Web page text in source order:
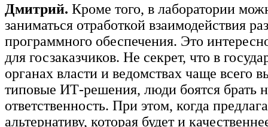
Дмитрий. Кроме того, в лаборатории
заниматься отработкой взаимодействия
програм­много обеспечения. Это
для госзаказчиков. Не секрет, что в
органах власти и ведомствах чаще всего
типовые ИТ-решения, люди боятся брать
ответственность. При этом, когда
альтернативу, которая будет и